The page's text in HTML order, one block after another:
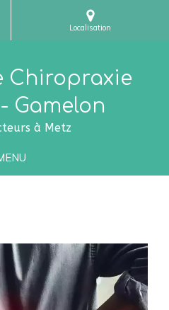
Localisation
Chiropraxie
Gamelon
à Metz